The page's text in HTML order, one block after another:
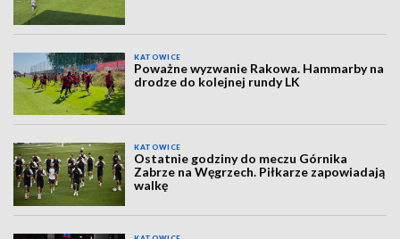
KATOWICE
Poważne wyzwanie Rakowa. Hammarby na
drodze do kolejnej rundy LK
KATOWICE
Ostatnie godziny do meczu Górnika
Zabrze na Węgrzech. Piłkarze zapowiadają
walkę